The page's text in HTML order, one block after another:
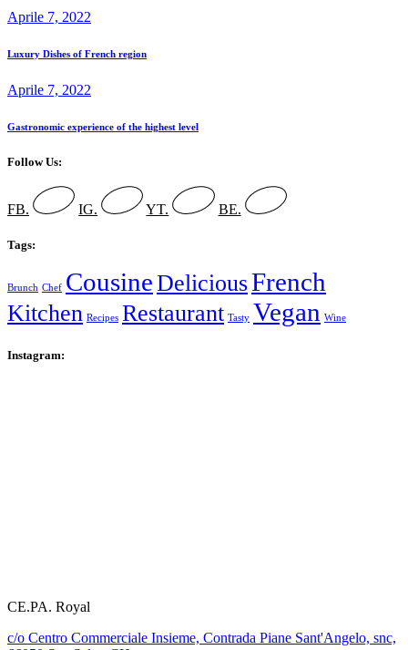
Aprile 7, 2022
Luxury Dishes of French region
Aprile 7, 2022
Gastronomic experience of the highest level
Follow Us:
FB. IG. YT. BE.
Tags:
Brunch Chef CousineDeliciousFrench
Kitchen Recipes Restaurant Tasty Vegan Wine
Instagram:
CE.PA. Royal
c/o Centro Commerciale Insieme, Contrada Piane Sant'Angelo, snc,